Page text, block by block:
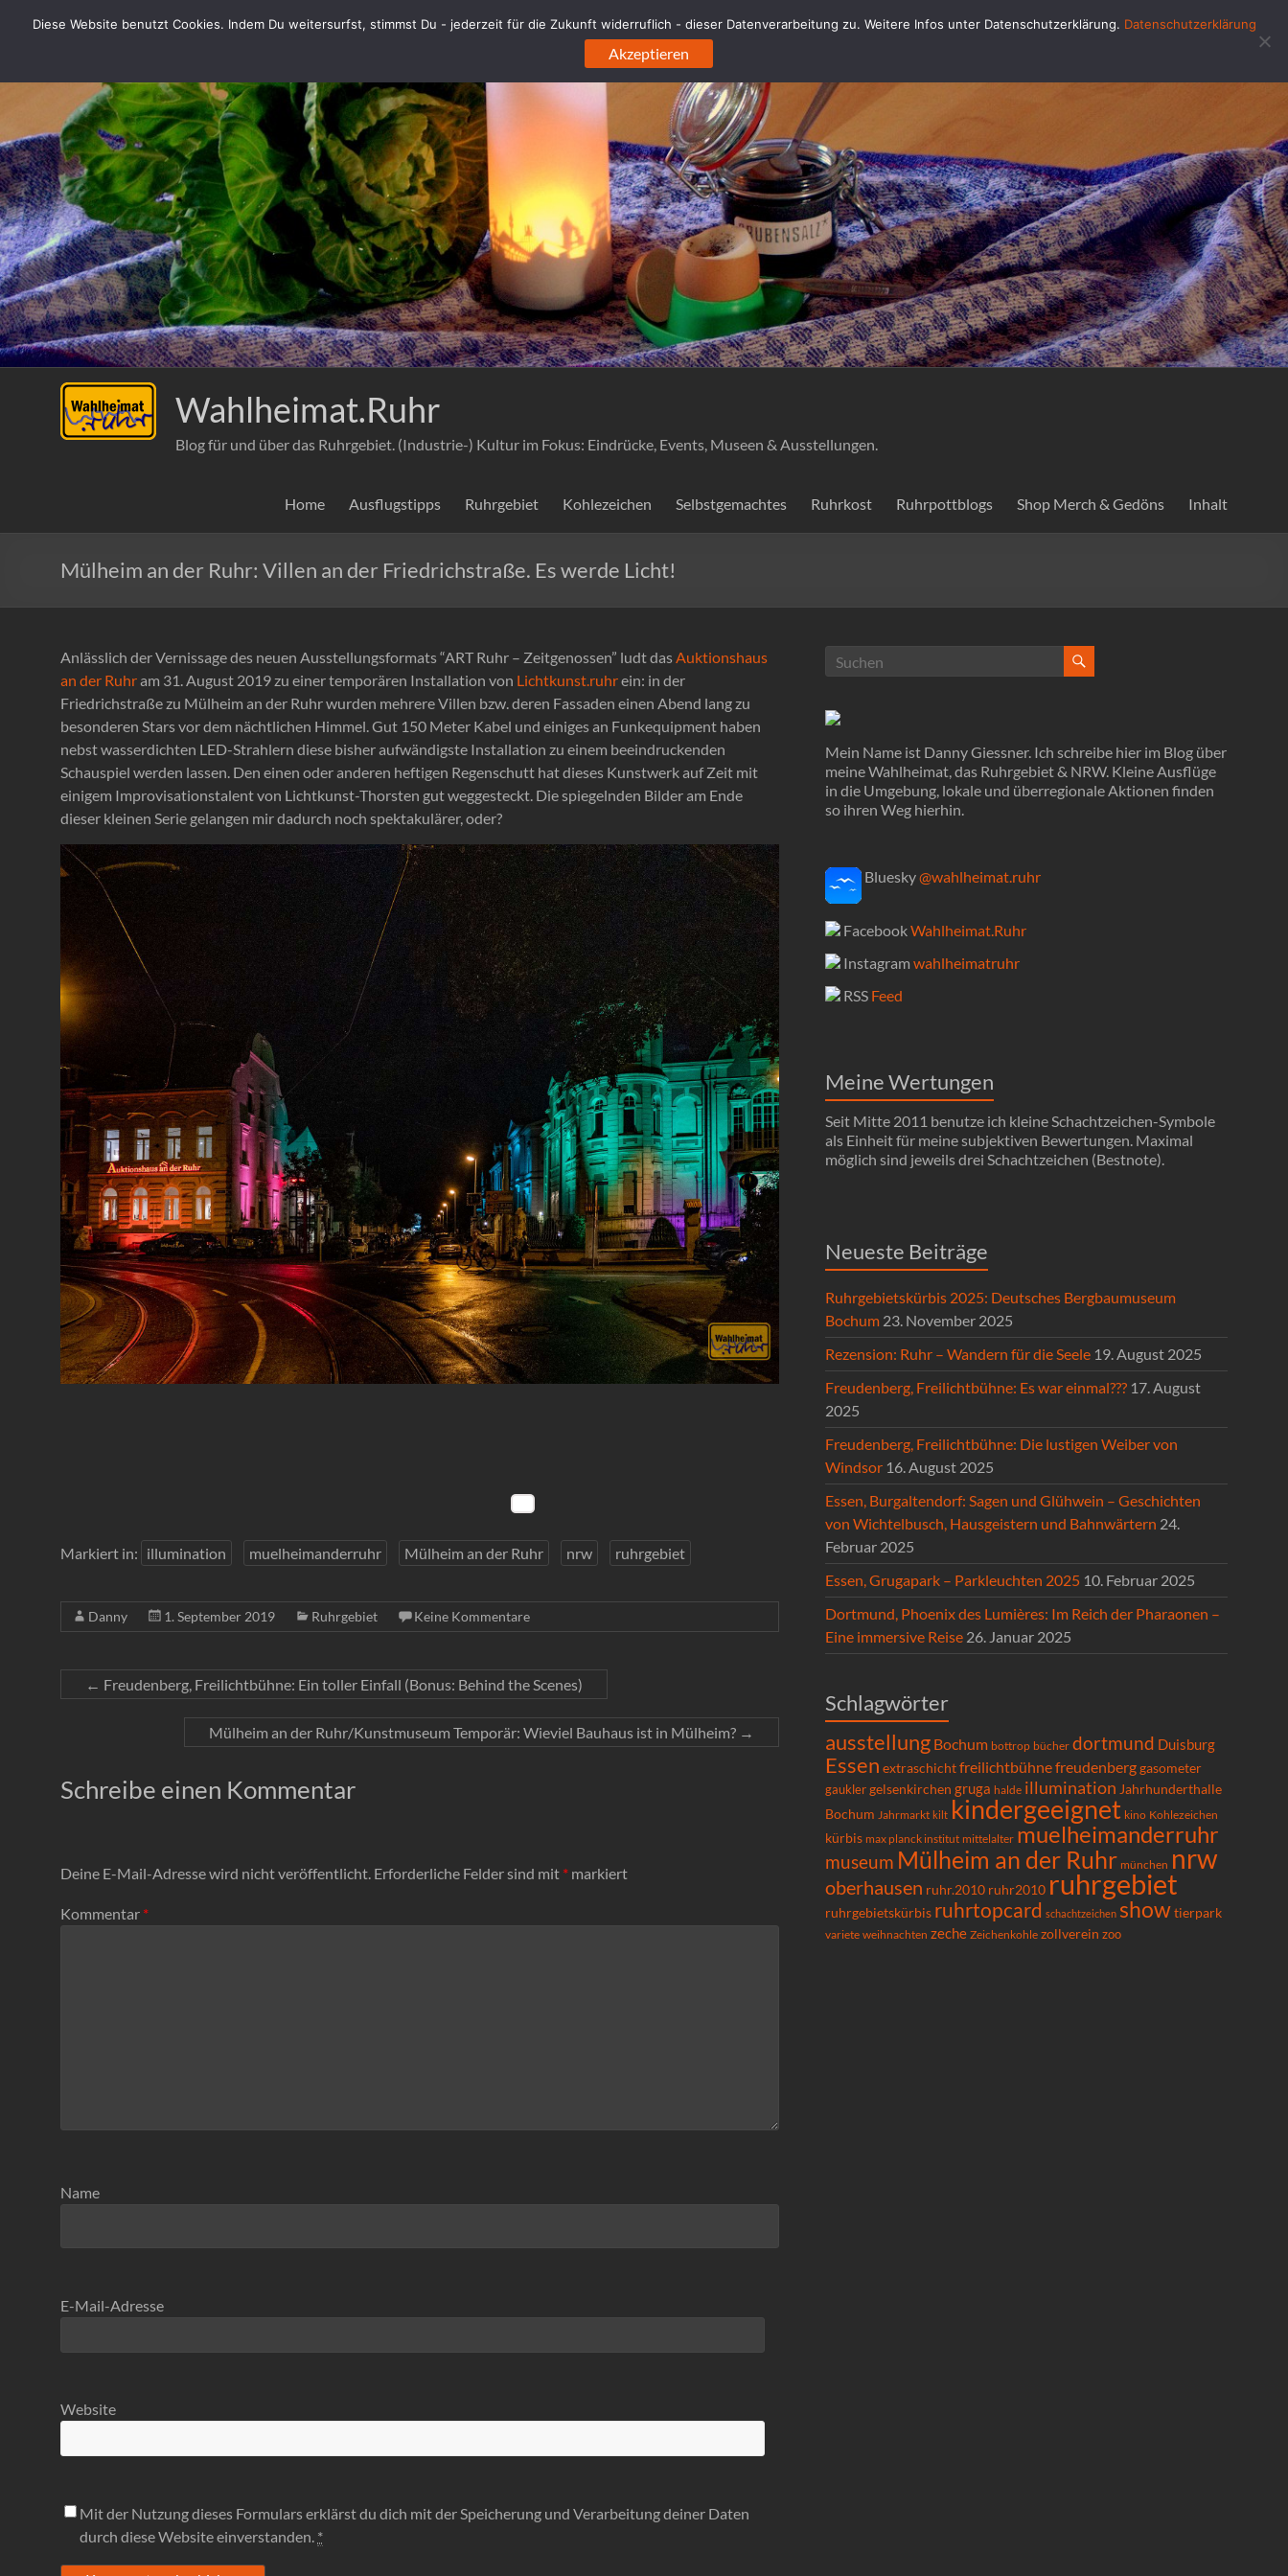
Inhalt
Wahlheimat.Ruhr
Blog für und über das Ruhrgebiet. (Industrie-) Kultur im Fokus: Eindrücke, Events, Museen & Ausstellungen.
Home Ausflugstipps Ruhrgebiet Kohlezeichen Selbstgemachtes Ruhrkost Ruhrpottblogs Shop Merch & Gedöns Inhalt
Mülheim an der Ruhr: Villen an der Friedrichstraße. Es werde Licht!
Anlässlich der Vernissage des neuen Ausstellungsformats “ART Ruhr – Zeitgenossen” ludt dasAuktionshaus
an der Ruhram 31. August 2019 zu einer temporären Installation von Lichtkunst.ruhrein: in der
Friedrichstraße zu Mülheim an der Ruhr wurden mehrere Villen bzw. deren Fassaden einen Abend lang zu
besonderen Stars vor dem nächtlichen Himmel. Gut 150 Meter Kabel und einiges an Funkequipment haben
nebst wasserdichten LED-Strahlern diese bisher aufwändigste Installation zu einem beeindruckenden
Schauspiel werden lassen. Den einen oder anderen heftigen Regenschutt hat dieses Kunstwerk auf Zeit mit
einigem Improvisationstalent von Lichtkunst-Thorsten gut weggesteckt. Die spiegelnden Bilder am Ende
dieser kleinen Serie gelangen mir dadurch noch spektakulärer, oder?
Markiert in: illumination muelheimanderruhr Mülheim an der Ruhr nrw ruhrgebiet
Danny 1. September 2019 Ruhrgebiet Keine Kommentare
← Freudenberg, Freilichtbühne: Ein toller Einfall (Bonus: Behind the Scenes)
Mülheim an der Ruhr/Kunstmuseum Temporär: Wieviel Bauhaus ist in Mülheim? →
Schreibe einen Kommentar
Deine E-Mail-Adresse wird nicht veröffentlicht. Erforderliche Felder sind mit * markiert
Kommentar *
Name
E-Mail-Adresse
Website
Mit der Nutzung dieses Formulars erklärst du dich mit der Speicherung und Verarbeitung deiner Daten
durch diese Website einverstanden. *
Mein Name ist Danny Giessner. Ich schreibe hier im Blog über
meine Wahlheimat, das Ruhrgebiet & NRW. Kleine Ausflüge
in die Umgebung, lokale und überregionale Aktionen finden
so ihren Weg hierhin.
Bluesky@wahlheimat.ruhr
FacebookWahlheimat.Ruhr
Instagram wahlheimatruhr
RSS Feed
Meine Wertungen
Seit Mitte 2011 benutze ich kleine Schachtzeichen-Symbole
als Einheit für meine subjektiven Bewertungen. Maximal
möglich sind jeweils drei Schachtzeichen (Bestnote).
Neueste Beiträge
Ruhrgebietskürbis 2025: Deutsches Bergbaumuseum
Bochum 23. November 2025
Rezension: Ruhr – Wandern für die Seele 19. August 2025
Freudenberg, Freilichtbühne: Es war einmal??? 17. August
2025
Freudenberg, Freilichtbühne: Die lustigen Weiber von
Windsor 16. August 2025
Essen, Burgaltendorf: Sagen und Glühwein – Geschichten
von Wichtelbusch, Hausgeistern und Bahnwärtern 24.
Februar 2025
Essen, Grugapark – Parkleuchten 2025 10. Februar 2025
Dortmund, Phoenix des Lumières: Im Reich der Pharaonen –
Eine immersive Reise 26. Januar 2025
Schlagwörter
ausstellung Bochum bottrop bücher dortmund Duisburg
Essen extraschichtfreilichtbühnefreudenberggasometer
gauklergelsenkirchen gruga halde illumination Jahrhunderthalle
Bochum Jahrmarkt kilt kindergeeignet kino Kohlezeichen
kürbis max planck institut mittelalter muelheimanderruhr
museum Mülheim an der Ruhr münchen nrw
oberhausen ruhr.2010 ruhr2010 ruhrgebiet
ruhrgebietskürbis ruhrtopcard schachtzeichen showtierpark
variete weihnachten zeche Zeichenkohle zollverein zoo
Diese Website benutzt Cookies. Indem Du weitersurfst, stimmst Du - jederzeit für die Zukunft widerruflich - dieser Datenverarbeitung zu. Weitere Infos unter Datenschutzerklärung. Datenschutzerklärung
Akzeptieren